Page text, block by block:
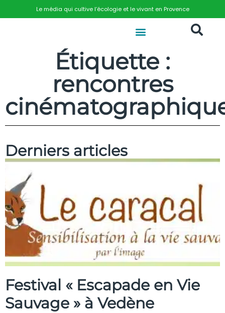
Le média qui cultive l’écologie et le vivant en Provence
Étiquette :
rencontres
Derniers articles
Festival « Escapade en Vie
Sauvage » à Vedène